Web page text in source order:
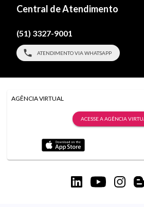
Central de Atendimento
(51) 3327-9001
ATENDIMENTO VIA WHATSAPP
AGÊNCIA VIRTUAL
ACESSE A AGÊNCIA